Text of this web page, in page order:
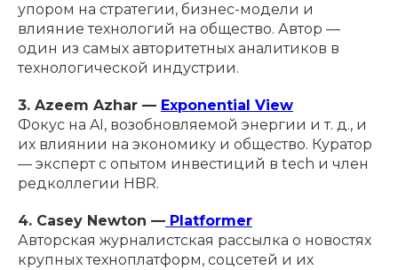
упором на стратегии, бизнес-модели и
влияние технологий на общество. Автор —
один из самых авторитетных аналитиков в
технологической индустрии.
3. Azeem Azhar — Exponential View
Фокус на AI, возобновляемой энергии и т. д., и
их влиянии на экономику и общество. Куратор
— эксперт с опытом инвестиций в tech и член
редколлегии HBR.
4. Casey Newton — Platformer
Авторская журналистская рассылка о новостях
крупных техноплатформ, соцсетей и их